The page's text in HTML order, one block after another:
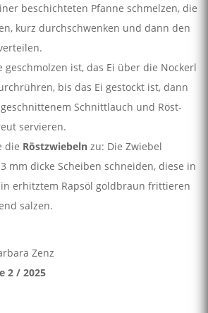
beschichteten Pfanne schmelzen, die
kurz durchschwenken und dann den
geschmolzen ist, das Ei über die Nockerl
bis das Ei gestockt ist, dann
Schnittlauch und Röst­
servieren.
die Röstzwiebeln zu: Die Zwiebel
mm dicke Scheiben schneiden, diese in
erhitztem Rapsöl goldbraun frittieren
salzen.
Zenz
2 / 2025